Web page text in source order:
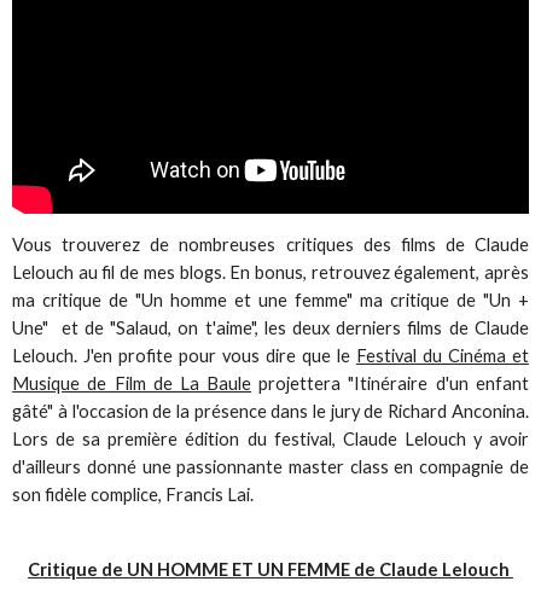
Vous trouverez de nombreuses critiques des films de Claude
Lelouch au fil de mes blogs. En bonus, retrouvez également, après
ma critique de "Un homme et une femme" ma critique de "Un +
Une" et de "Salaud, on t'aime", les deux derniers films de Claude
Lelouch. J'en profite pour vous dire que le Festival du Cinéma et
Musique de Film de La Baule projettera "Itinéraire d'un enfant
gâté" à l'occasion de la présence dans le jury de Richard Anconina.
Lors de sa première édition du festival, Claude Lelouch y avoir
d'ailleurs donné une passionnante master class en compagnie de
son fidèle complice, Francis Lai.
Critique de UN HOMME ET UN FEMME de Claude Lelouch